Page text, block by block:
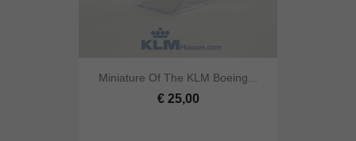
Miniature Of The KLM Boeing...
€ 25,00